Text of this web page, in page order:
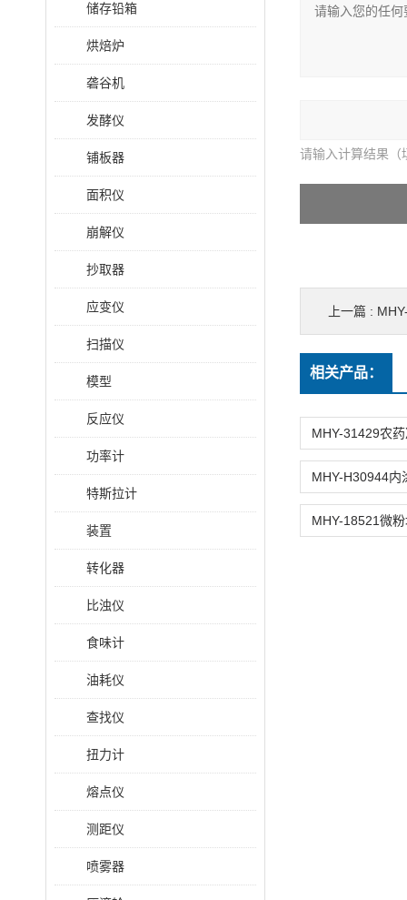
储存铅箱
烘焙炉
砻谷机
发酵仪
铺板器
面积仪
崩解仪
抄取器
应变仪
扫描仪
模型
反应仪
功率计
特斯拉计
装置
转化器
比浊仪
食味计
油耗仪
查找仪
扭力计
熔点仪
测距仪
喷雾器
请输入计算结果（
上一篇 :
相关产品：